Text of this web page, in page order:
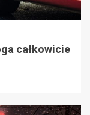
całkowicie